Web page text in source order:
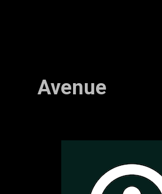
Avenue